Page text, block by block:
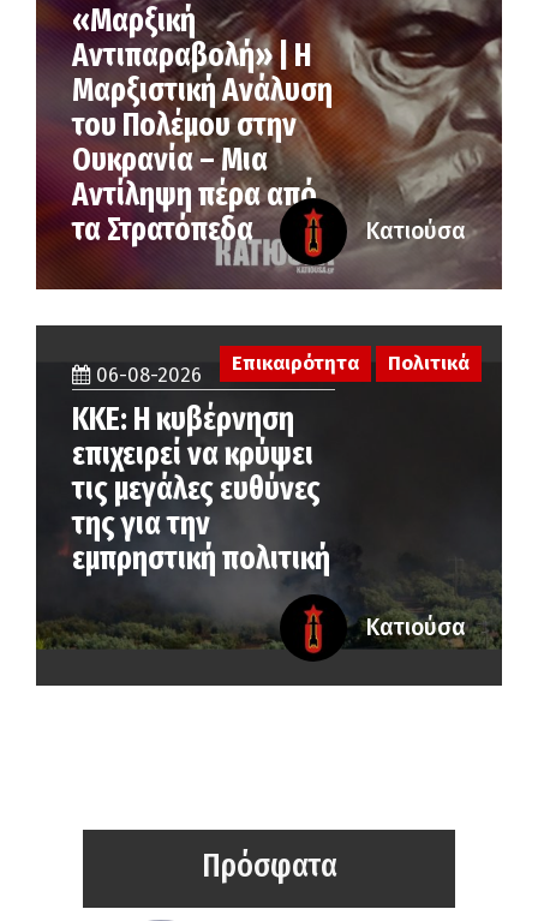
«Μαρξική
Αντιπαραβολή» | Η
Μαρξιστική Ανάλυση
του Πολέμου στην
Ουκρανία – Μια
Αντίληψη πέρα από
τα Στρατόπεδα
Κατιούσα
06-08-2026
ΚΚΕ: Η κυβέρνηση
επιχειρεί να κρύψει
τις μεγάλες ευθύνες
της για την
εμπρηστική πολιτική
Επικαιρότητα Πολιτικά
Κατιούσα
Πρόσφατα